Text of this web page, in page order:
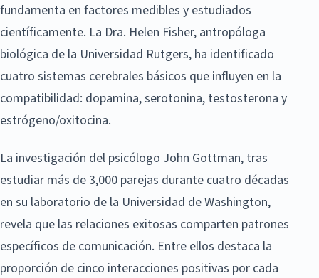
fundamenta en factores medibles y estudiados
científicamente. La Dra. Helen Fisher, antropóloga
biológica de la Universidad Rutgers, ha identificado
cuatro sistemas cerebrales básicos que influyen en la
compatibilidad: dopamina, serotonina, testosterona y
estrógeno/oxitocina.
La investigación del psicólogo John Gottman, tras
estudiar más de 3,000 parejas durante cuatro décadas
en su laboratorio de la Universidad de Washington,
revela que las relaciones exitosas comparten patrones
específicos de comunicación. Entre ellos destaca la
proporción de cinco interacciones positivas por cada